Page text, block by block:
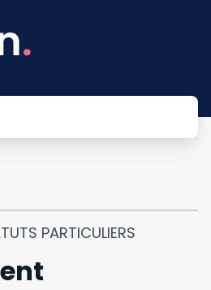
PARTICULIERS